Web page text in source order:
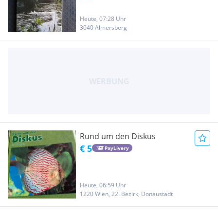
möglich!
Heute, 07:28 Uhr
3040 Almersberg
Rund um den Diskus
€ 5 PayLivery
Heute, 06:59 Uhr
1220 Wien, 22. Bezirk, Donaustadt